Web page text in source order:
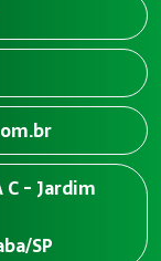
C - Jardim
SP